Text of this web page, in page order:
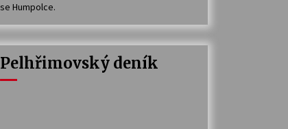
se Humpolce.
Pelhřimovský deník